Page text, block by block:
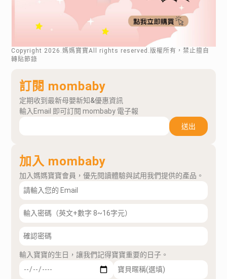
Copyright 2026 .媽媽寶寶All rights reserved.版權所有，禁止擅自
轉貼節錄
訂閱 mombaby
定期收到最新母嬰新知&優惠資訊
輸入Email 即可訂閱 mombaby 電子報
送出
加入 mombaby
加入媽媽寶寶會員，優先閱讀體驗與試用我們提供的產品。
輸入寶寶的生日，讓我們記得寶寶重要的日子。